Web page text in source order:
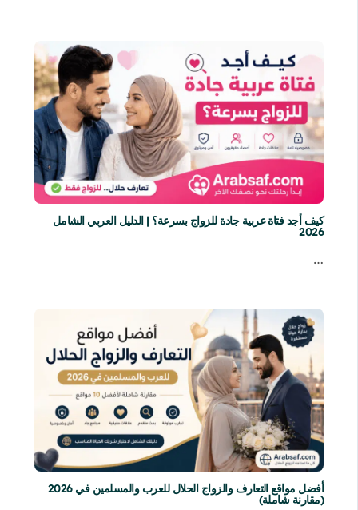
كيف أجد فتاة عربية جادة للزواج بسرعة؟ | الدليل العربي الشامل
2026
…
أفضل مواقع التعارف والزواج الحلال للعرب والمسلمين في 2026
(مقارنة شاملة)